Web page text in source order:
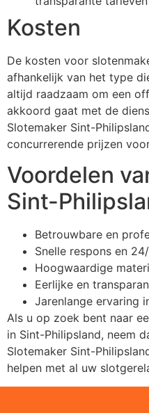
Kosten
De kosten voor
afhankelijk van het type
altijd raadzaam om een
akkoord gaat met de
Slotemaker Sint-
concurrerende prijzen
Voordelen
Sint-
Betrouwbare en
Snelle respons en
Hoogwaardige
Eerlijke en
Jarenlange ervaring
Als u op zoek bent naar
in Sint-Philipsland, neem
Slotemaker Sint-
helpen met al uw